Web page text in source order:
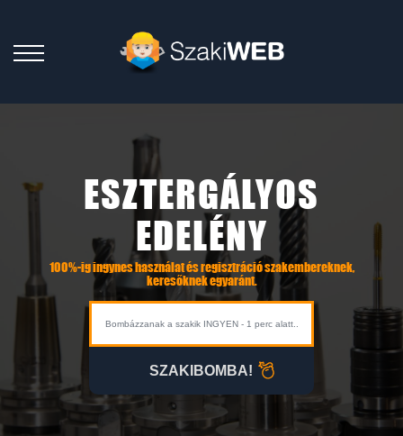
ESZTERGÁLYOS
EDELÉNY
100%-ig ingynes használat és regisztráció szakembereknek,
keresőknek egyaránt.
SZAKIBOMBA!